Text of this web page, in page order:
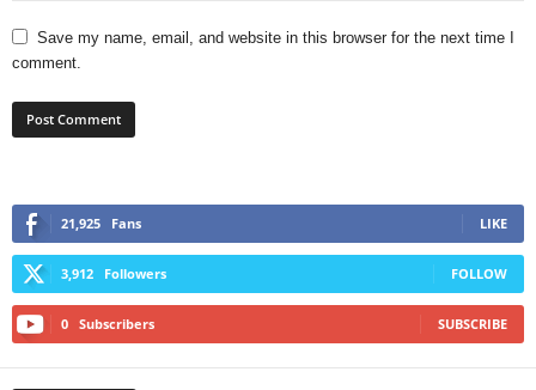
Save my name, email, and website in this browser for the next time I
comment.
21,925 Fans LIKE
3,912 Followers FOLLOW
0 Subscribers SUBSCRIBE